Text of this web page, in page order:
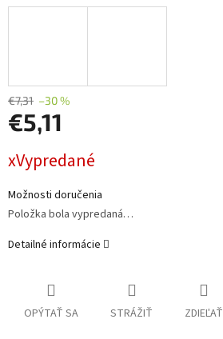
€7,31 –30 %
€5,11
cena:
xVypredané
Možnosti doručenia
Položka bola vypredaná…
Detailné informácie
OPÝTAŤ SA STRÁŽIŤ ZDIEĽAŤ